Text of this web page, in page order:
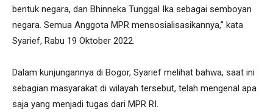
bentuk negara, dan Bhinneka Tunggal Ika sebagai semboyan
negara. Semua Anggota MPR mensosialisasikannya,” kata
Syarief, Rabu 19 Oktober 2022.
Dalam kunjungannya di Bogor, Syarief melihat bahwa, saat ini
sebagian masyarakat di wilayah tersebut, telah mengenal apa
saja yang menjadi tugas dari MPR RI.